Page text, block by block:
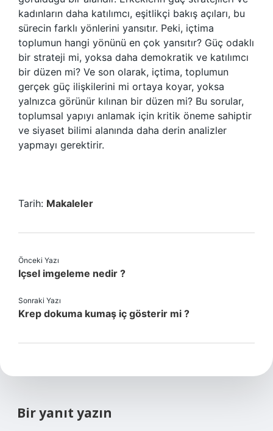
kadınların daha katılımcı, eşitlikçi bakış açıları, bu
sürecin farklı yönlerini yansıtır. Peki, içtima
toplumun hangi yönünü en çok yansıtır? Güç odaklı
bir strateji mi, yoksa daha demokratik ve katılımcı
bir düzen mi? Ve son olarak, içtima, toplumun
gerçek güç ilişkilerini mi ortaya koyar, yoksa
yalnızca görünür kılınan bir düzen mi? Bu sorular,
toplumsal yapıyı anlamak için kritik öneme sahiptir
ve siyaset bilimi alanında daha derin analizler
yapmayı gerektirir.
Tarih: Makaleler
Önceki Yazı
Içsel imgeleme nedir ?
Sonraki Yazı
Krep dokuma kumaş iç gösterir mi ?
Bir yanıt yazın